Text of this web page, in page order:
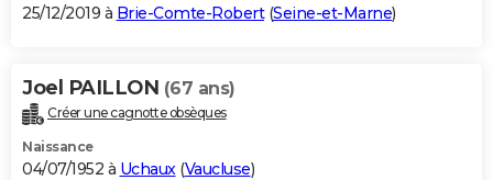
25/12/2019 à Brie-Comte-Robert(Seine-et-Marne)
Joel PAILLON (67 ans)
Créer une cagnotte obsèques
Naissance
04/07/1952 à Uchaux(Vaucluse)